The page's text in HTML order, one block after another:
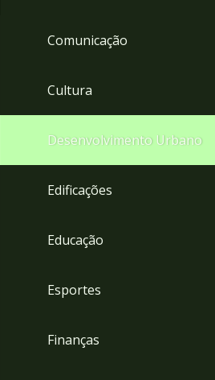
Comunicação
Cultura
Desenvolvimento Urbano
Edificações
Educação
Esportes
Finanças